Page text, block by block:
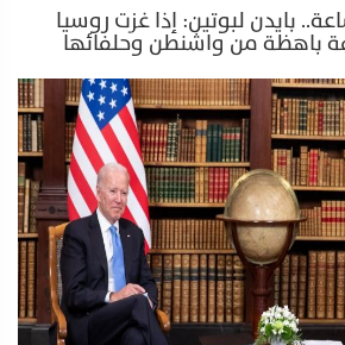
بايدن لبوتين: إذا غزت روسيا
باهظة من واشنطن وحلفائها